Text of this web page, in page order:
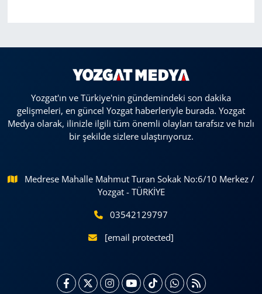
Yozgat'ın ve Türkiye'nin gündemindeki son dakika
gelişmeleri, en güncel Yozgat haberleriyle burada. Yozgat
Medya olarak, ilinizle ilgili tüm önemli olayları tarafsız ve hızlı
bir şekilde sizlere ulaştırıyoruz.
Medrese Mahalle Mahmut Turan Sokak No:6/10 Merkez /
Yozgat - TÜRKİYE
03542129797
[email protected]